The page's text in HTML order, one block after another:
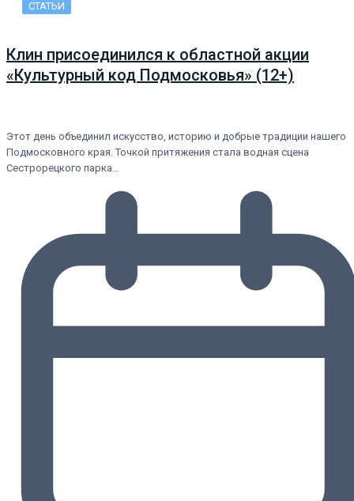
СТАТЬИ
Клин присоединился к областной акции
«Культурный код Подмосковья» (12+)
Этот день объединил искусство, историю и добрые традиции нашего
Подмосковного края. Точкой притяжения стала водная сцена
Сестрорецкого парка…